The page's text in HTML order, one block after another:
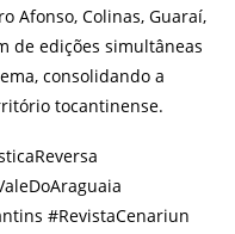
Afonso, Colinas, Guaraí,
de edições simultâneas
consolidando a
tocantinense.
#RevistaCenariun